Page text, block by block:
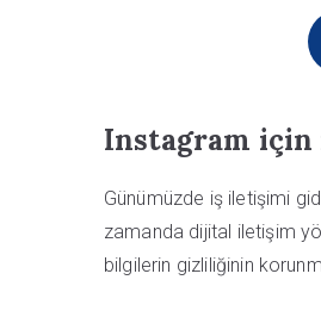
Instagram için
Günümüzde iş iletişimi
zamanda dijital iletişim
bilgilerin gizliliğinin